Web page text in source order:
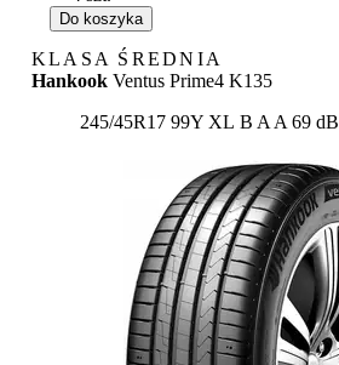
Do koszyka
KLASA ŚREDNIA
Hankook Ventus Prime4 K135
245/45R17 99Y XL Etykieta:
B A A 69 dB